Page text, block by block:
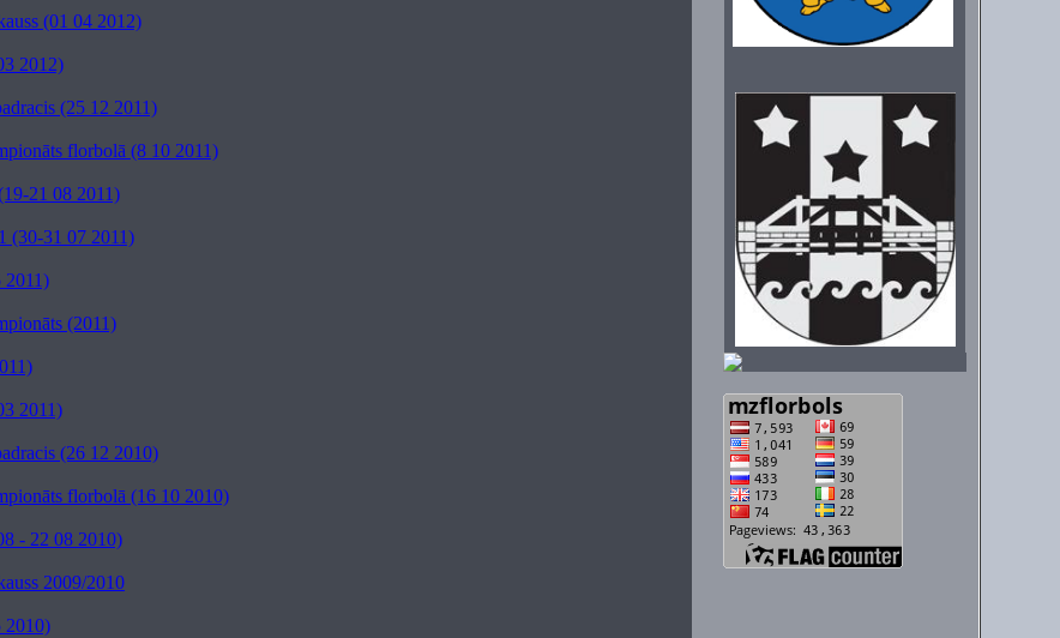
(01 04 2012)
2012)
(25 12 2011)
florbolā (8 10 2011)
21 08 2011)
(30-31 07 2011)
2011)
(2011)
2011)
(26 12 2010)
florbolā (16 10 2010)
- 22 08 2010)
2009/2010
2010)